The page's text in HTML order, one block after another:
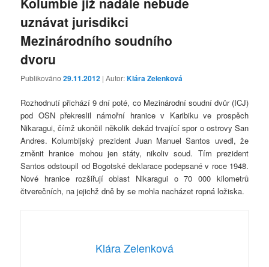
uznávat jurisdikci
Mezinárodního soudního
dvoru
Publikováno29.11.2012 | Autor:Klára Zelenková
Rozhodnutí přichází 9 dní poté, co Mezinárodní soudní dvůr (ICJ)
pod OSN překreslil námořní hranice v Karibiku ve prospěch
Nikaragui, čímž ukončil několik dekád trvající spor o ostrovy San
Andres. Kolumbijský prezident Juan Manuel Santos uvedl, že
změnit hranice mohou jen státy, nikoliv soud. Tím prezident
Santos odstoupil od Bogotské deklarace podepsané v roce 1948.
Nové hranice rozšiřují oblast Nikaragui o 70 000 kilometrů
čtverečních, na jejichž dně by se mohla nacházet ropná ložiska.
Klára Zelenková